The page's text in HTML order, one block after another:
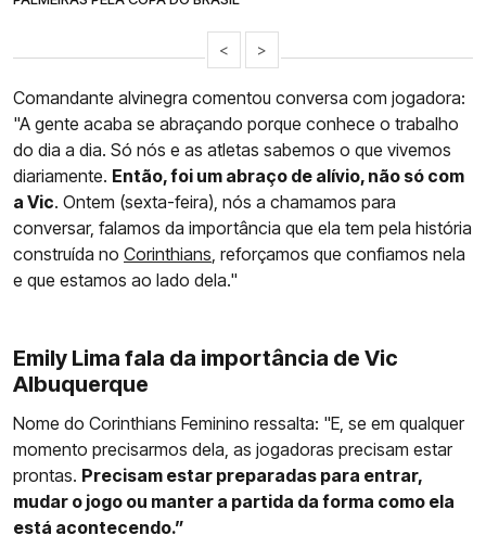
< >
Comandante alvinegra comentou conversa com jogadora:
"A gente acaba se abraçando porque conhece o trabalho
do dia a dia. Só nós e as atletas sabemos o que vivemos
diariamente. Então, foi um abraço de alívio, não só com
a Vic. Ontem (sexta-feira), nós a chamamos para
conversar, falamos da importância que ela tem pela história
construída no Corinthians , reforçamos que confiamos nela
e que estamos ao lado dela."
Emily Lima fala da importância de Vic
Albuquerque
Nome do Corinthians Feminino ressalta: "E, se em qualquer
momento precisarmos dela, as jogadoras precisam estar
prontas. Precisam estar preparadas para entrar,
mudar o jogo ou manter a partida da forma como ela
está acontecendo.”